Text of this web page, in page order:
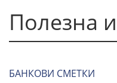
Полезна
БАНКОВИ СМЕТКИ